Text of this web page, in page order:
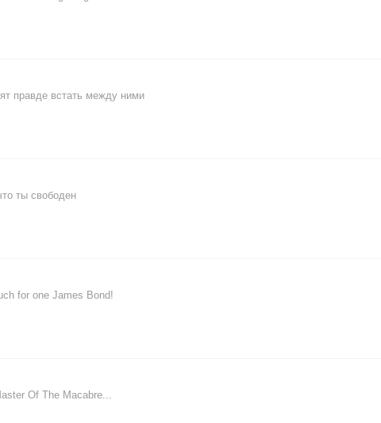
правде встать между ними
ты свободен
for one James Bond!
Of The Macabre...